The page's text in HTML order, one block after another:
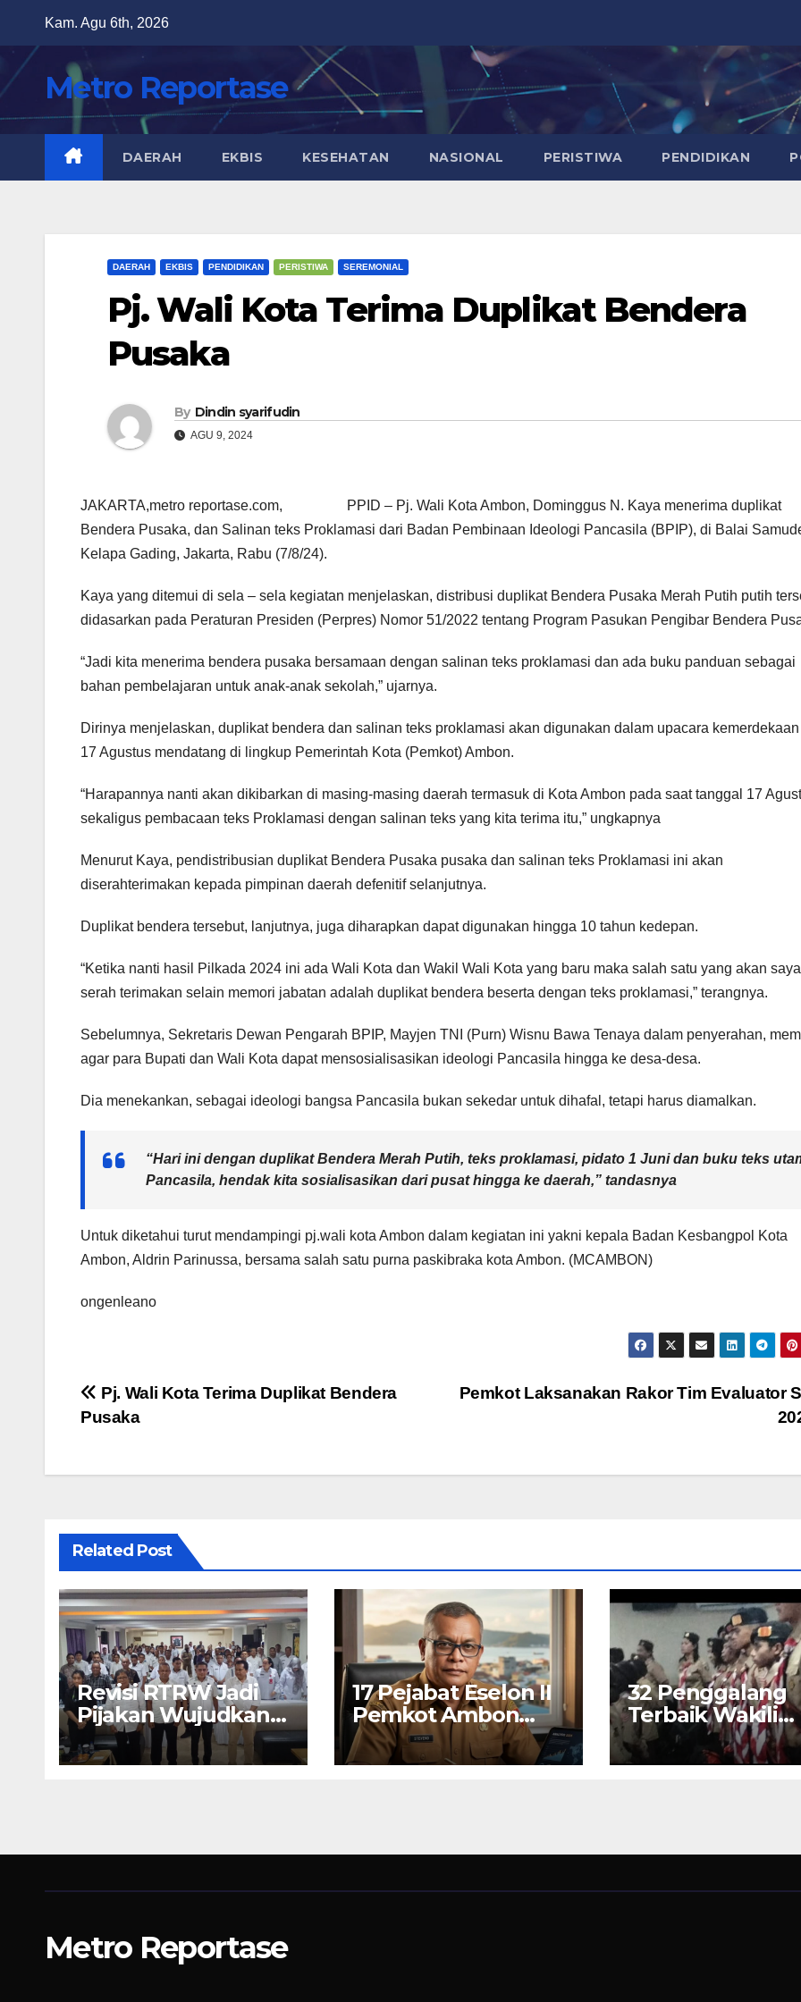
content
Kam. Agu 6th, 2026
Metro Reportase
DAERAH EKBIS KESEHATAN NASIONAL PERISTIWA PENDIDIKAN
DAERAH EKBIS PENDIDIKAN PERISTIWA SEREMONIAL
Pj. Wali Kota Terima Duplikat Bendera
Pusaka
By Dindin syarifudin
AGU 9, 2024
JAKARTA,metro reportase.com, PPID – Pj. Wali Kota Ambon, Dominggus N. Kaya menerima duplikat
Bendera Pusaka, dan Salinan teks Proklamasi dari Badan Pembinaan Ideologi Pancasila (BPIP), di Balai
Kelapa Gading, Jakarta, Rabu (7/8/24).
Kaya yang ditemui di sela – sela kegiatan menjelaskan, distribusi duplikat Bendera Pusaka Merah Putih putih
didasarkan pada Peraturan Presiden (Perpres) Nomor 51/2022 tentang Program Pasukan Pengibar Bendera
“Jadi kita menerima bendera pusaka bersamaan dengan salinan teks proklamasi dan ada buku panduan sebagai
bahan pembelajaran untuk anak-anak sekolah,” ujarnya.
Dirinya menjelaskan, duplikat bendera dan salinan teks proklamasi akan digunakan dalam upacara kemerdekaan
17 Agustus mendatang di lingkup Pemerintah Kota (Pemkot) Ambon.
“Harapannya nanti akan dikibarkan di masing-masing daerah termasuk di Kota Ambon pada saat tanggal 17
sekaligus pembacaan teks Proklamasi dengan salinan teks yang kita terima itu,” ungkapnya
Menurut Kaya, pendistribusian duplikat Bendera Pusaka pusaka dan salinan teks Proklamasi ini akan
diserahterimakan kepada pimpinan daerah defenitif selanjutnya.
Duplikat bendera tersebut, lanjutnya, juga diharapkan dapat digunakan hingga 10 tahun kedepan.
“Ketika nanti hasil Pilkada 2024 ini ada Wali Kota dan Wakil Wali Kota yang baru maka salah satu yang akan saya
serah terimakan selain memori jabatan adalah duplikat bendera beserta dengan teks proklamasi,” terangnya.
Sebelumnya, Sekretaris Dewan Pengarah BPIP, Mayjen TNI (Purn) Wisnu Bawa Tenaya dalam penyerahan,
agar para Bupati dan Wali Kota dapat mensosialisasikan ideologi Pancasila hingga ke desa-desa.
Dia menekankan, sebagai ideologi bangsa Pancasila bukan sekedar untuk dihafal, tetapi harus diamalkan.
“Hari ini dengan duplikat Bendera Merah Putih, teks proklamasi, pidato 1 Juni dan buku teks
Pancasila, hendak kita sosialisasikan dari pusat hingga ke daerah,” tandasnya
Untuk diketahui turut mendampingi pj.wali kota Ambon dalam kegiatan ini yakni kepala Badan Kesbangpol Kota
Ambon, Aldrin Parinussa, bersama salah satu purna paskibraka kota Ambon. (MCAMBON)
ongenleano
Navigasi
Pemkot Laksanakan Rakor Tim Evaluator
Pj. Wali Kota Terima Duplikat Bendera
Pusaka
Related Post
Revisi RTRW Jadi
Pijakan Wujudkan
Ambon Modern,
Nyaman dan
17 Pejabat Eselon II
Pemkot Ambon
Ikut PKN II 2026
32 Penggalang
Terbaik Wakili
Ambon di
Nasional
Metro Reportase